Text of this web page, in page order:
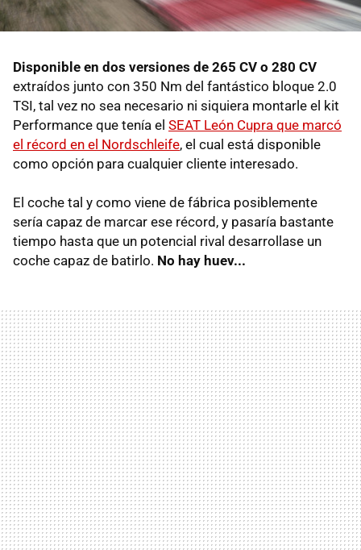
Disponible en dos versiones de 265 CV o 280 CV
extraídos junto con 350 Nm del fantástico bloque 2.0
TSI, tal vez no sea necesario ni siquiera montarle el kit
Performance que tenía el SEAT León Cupra que marcó
el récord en el Nordschleife, el cual está disponible
como opción para cualquier cliente interesado.
El coche tal y como viene de fábrica posiblemente
sería capaz de marcar ese récord, y pasaría bastante
tiempo hasta que un potencial rival desarrollase un
coche capaz de batirlo. No hay huev...